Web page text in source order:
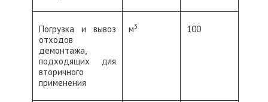
Погрузка и вывоз
отходов
демонтажа,
подходящих для
вторичного
применения
м3 100